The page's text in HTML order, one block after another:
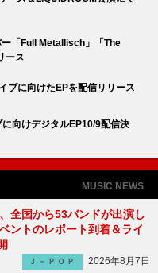
ー「Full Metallisch」「The
ース
ブに向けたEPを配信リリース
向けデジタルEP10/9配信決
MUSIC NEWS
全国から53バンドが出演し
ントのレポート到着＆ライ
Ｊ－ＰＯＰ
2026年8月7日